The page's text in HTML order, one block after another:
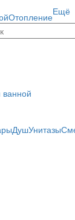
ОтоплениеЕщё
ДушУнитазы